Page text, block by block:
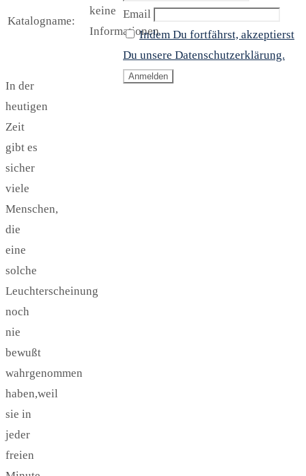
Katalogname:
keine
Informationen
In der
heutigen
Zeit
gibt es
sicher
viele
Menschen,
die
eine
solche
Leuchterscheinung
noch
nie
bewußt
wahrgenommen
haben,weil
sie in
jeder
freien
Email
Indem Du fortfährst, akzeptierst
Du unsere Datenschutzerklärung.